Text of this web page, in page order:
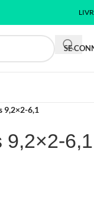
SE
9,2×2-6,1
9,2×2-6,1